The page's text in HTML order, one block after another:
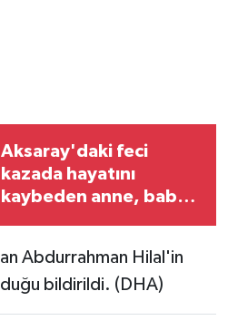
Aksaray'daki feci
kazada hayatını
kaybeden anne, baba
Abdurrahman Hilal'in
bildirildi. (DHA)